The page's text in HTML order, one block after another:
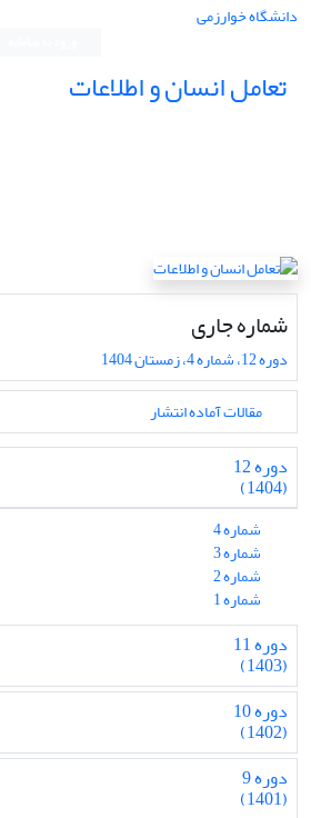
دانشگاه خوارزمی
تعامل انسان و اطلاعات
شماره جاری
دوره 12، شماره 4، زمستان 1404
مقالات آماده انتشار
دوره 12
(1404)
شماره 4
شماره 3
شماره 2
شماره 1
دوره 11
(1403)
دوره 10
(1402)
دوره 9
(1401)